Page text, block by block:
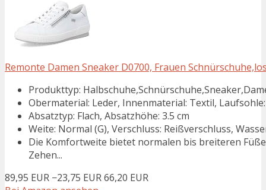
Remonte Damen Sneaker D0700, Frauen
Produkttyp:
Obermaterial: Leder, Innenmaterial: Textil,
Absatztyp: Flach, Absatzhöhe: 3.5 cm
Weite: Normal (G), Verschluss: Reißverschluss,
Die Komfortweite bietet normalen bis breiteren
Zehen...
89,95 EUR −23,75 EUR66,20 EUR